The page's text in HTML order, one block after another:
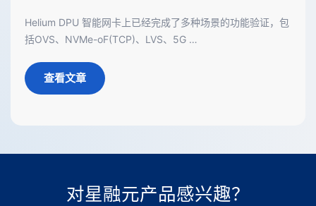
Helium DPU 智能网卡上已经完成了多种场景的功能验证，包
括OVS、NVMe-oF(TCP)、LVS、5G …
查看文章
对星融元产品感兴趣？